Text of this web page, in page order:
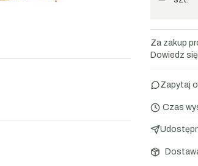
Za zakup
Dowiedz się
Zapytaj
Czas